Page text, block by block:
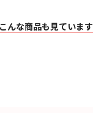
んな商品も見ています